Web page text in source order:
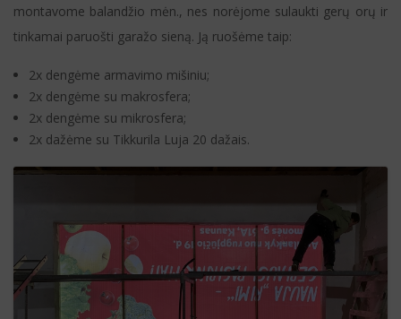
montavome balandžio mėn., nes norėjome sulaukti gerų orų ir
tinkamai paruošti garažo sieną. Ją ruošėme taip:
2x dengėme armavimo mišiniu;
2x dengėme su makrosfera;
2x dengėme su mikrosfera;
2x dažėme su Tikkurila Luja 20 dažais.